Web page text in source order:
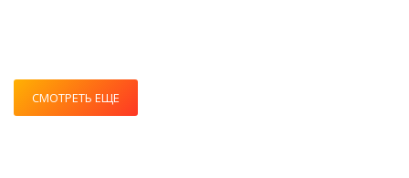
СМОТРЕТЬ ЕЩЕ